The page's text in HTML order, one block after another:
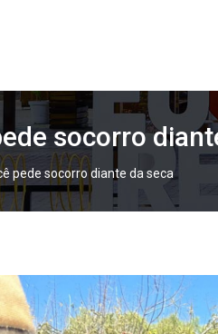
socorro
pede socorro diante da seca